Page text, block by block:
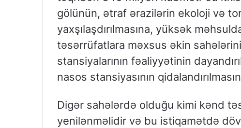
gölünün, ətraf ərazilərin ekoloji və
yaxşılaşdırılmasına, yüksək
təsərrüfatlara məxsus əkin
stansiyalarının fəaliyyətinin
nasos stansiyasının
Digər sahələrdə olduğu kimi kənd
yenilənməlidir və bu istiqamətdə